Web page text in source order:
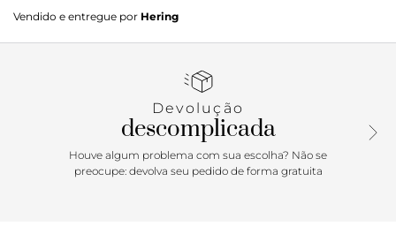
suave, esse blazer combina sofisticação e praticidade. A
presença de elastano proporciona maior conforto e
mobilidade. Ideal para compor looks formais ou dar um
peça:Tecido creponado Modelagem regular Manga longa
Gola com lapela Abotoamento frontal
Vendido e entregue por Hering
Devolução
descomplicada
Houve algum problema com sua escolha? Não se
preocupe: devolva seu pedido de forma gratuita